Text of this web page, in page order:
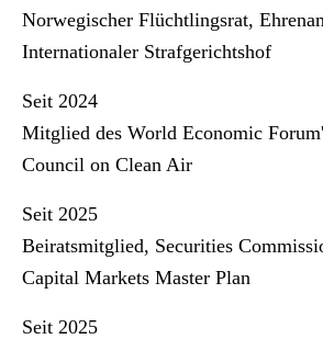
Norwegischer Flüchtlingsrat,
Internationaler Strafgerichtshof
Seit 2024
Mitglied des World Economic
Council on Clean Air
Seit 2025
Beiratsmitglied, Securities
Capital Markets Master Plan
Seit 2025